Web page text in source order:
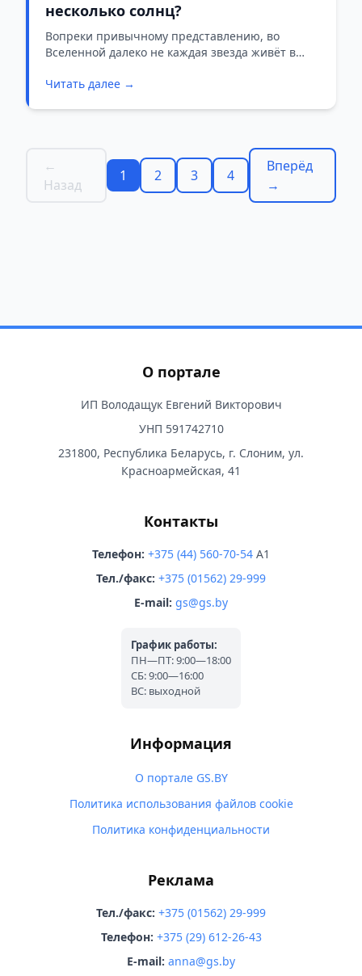
несколько солнц?
Вопреки привычному представлению, во
Вселенной далеко не каждая звезда живёт в
так называемые двойные системы, где два
Читать далее →
←
Назад
1 2 3 4
Вперёд
→
О портале
ИП Володащук Евгений Викторович
УНП 591742710
231800, Республика Беларусь, г. Слоним, ул.
Красноармейская, 41
Контакты
Телефон: +375 (44) 560-70-54 A1
Тел./факс: +375 (01562) 29-999
E-mail: gs@gs.by
График работы:
ПН—ПТ: 9:00—18:00
СБ: 9:00—16:00
ВС: выходной
Информация
О портале GS.BY
Политика использования файлов cookie
Политика конфиденциальности
Реклама
Тел./факс: +375 (01562) 29-999
Телефон: +375 (29) 612-26-43
E-mail: anna@gs.by